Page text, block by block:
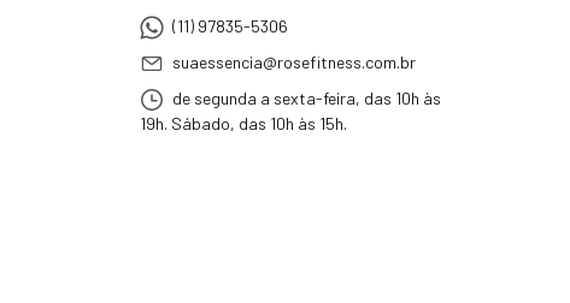
(11) 97835-5306
suaessencia@rosefitness.com.br
de segunda a sexta-feira, das 10h às
19h. Sábado, das 10h às 15h.